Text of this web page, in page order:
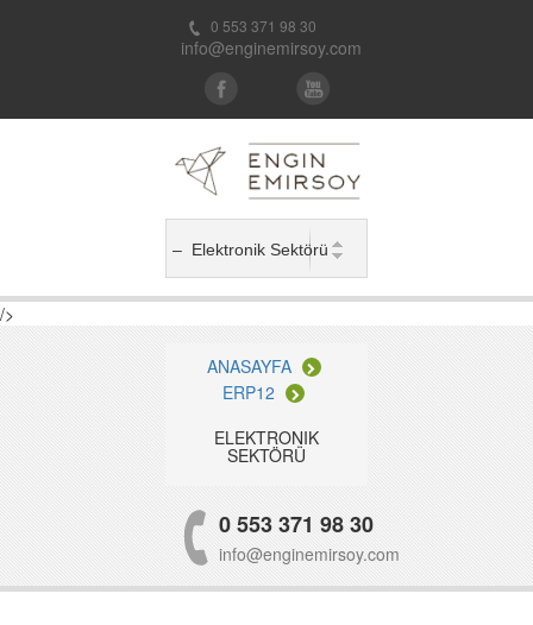
0 553 371 98 30
info@enginemirsoy.com
/>
ANASAYFA
ERP12
ELEKTRONIK
SEKTÖRÜ
0 553 371 98 30
info@enginemirsoy.com